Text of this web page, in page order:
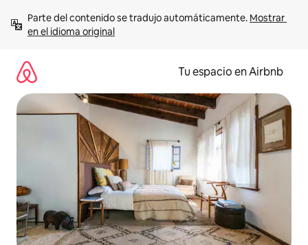
contenido
Parte del contenido se tradujo automáticamente. Mostrar
en el idioma original
Tu espacio en Airbnb